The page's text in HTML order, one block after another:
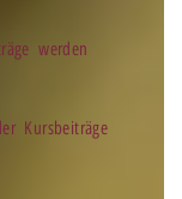
werden
Kursbeiträge